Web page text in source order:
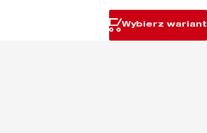
Wybierz wariant